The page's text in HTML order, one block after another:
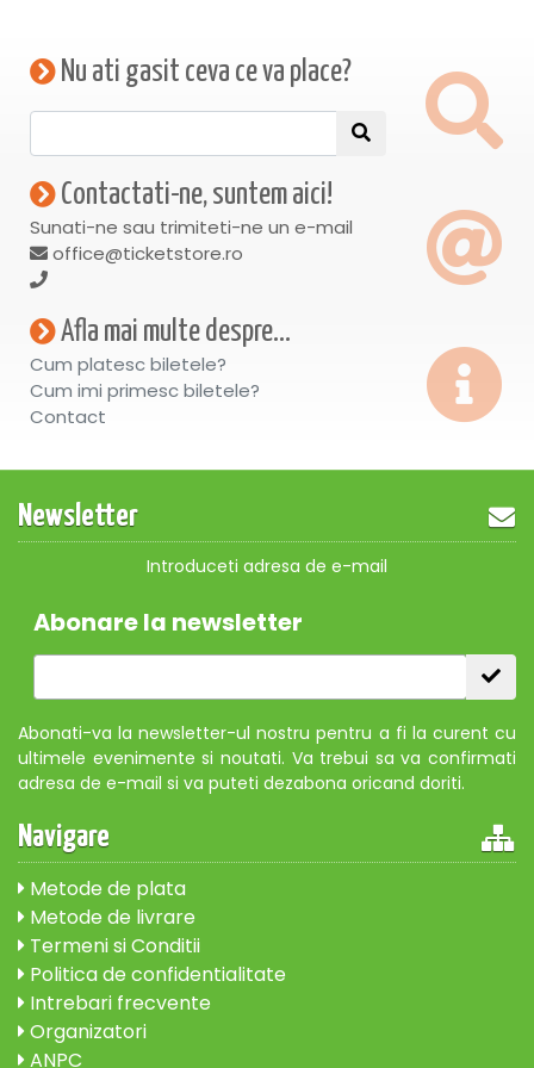
Nu ati gasit ceva ce va place?
Contactati-ne, suntem aici!
Sunati-ne sau trimiteti-ne un e-mail
office@ticketstore.ro
Afla mai multe despre...
Cum platesc biletele?
Cum imi primesc biletele?
Contact
Newsletter
Introduceti adresa de e-mail
Abonare la newsletter
Abonati-va la newsletter-ul nostru pentru a fi la curent cu
ultimele evenimente si noutati. Va trebui sa va confirmati
adresa de e-mail si va puteti dezabona oricand doriti.
Navigare
Metode de plata
Metode de livrare
Termeni si Conditii
Politica de confidentialitate
Intrebari frecvente
Organizatori
ANPC